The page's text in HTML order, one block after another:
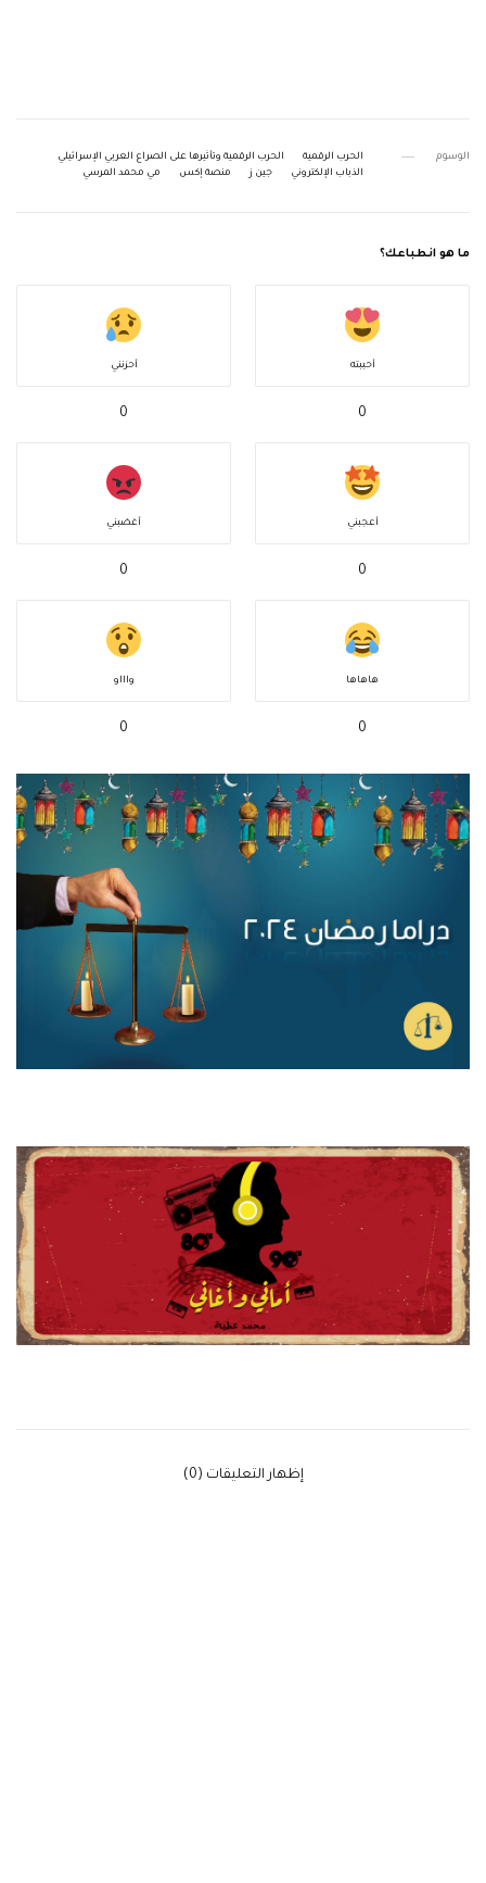
الوسوم الحرب الرقمية
الحرب الرقمية وتأثيرها على الصراع العربي الإسرائيلي
الذباب الإلكتروني
جين ز منصة إكس مي محمد المرسي
ما هو انطباعك؟
أحببته
0
أحزنني
0
أعجبني
0
أغضبني
0
هاهاها
0
واااو
0
‫إظهار التعليقات (0)